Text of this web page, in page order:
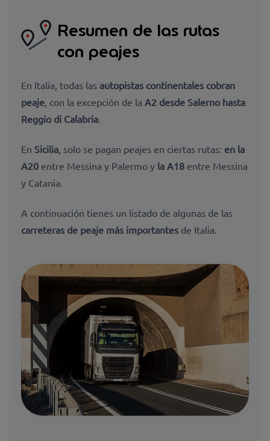
Resumen de las rutas
con peajes
En Italia, todas las autopistas continentales cobran
peaje , con la excepción de la A2 desde Salerno hasta
Reggio di Calabria
En Sicilia , solo se pagan peajes en ciertas rutas: en la
A20 entre Messina y Palermo y la A18 entre Messina
y Catania.
A continuación tienes un listado de algunas de las
carreteras de peaje más importantes de Italia.